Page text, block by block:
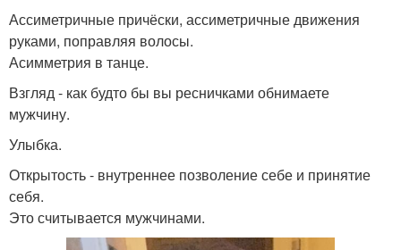
Ассиметричные причёски, ассиметричные движения
руками, поправляя волосы.
Асимметрия в танце.
Взгляд - как будто бы вы ресничками обнимаете
мужчину.
Улыбка.
Открытость - внутреннее позволение себе и принятие
себя.
Это считывается мужчинами.